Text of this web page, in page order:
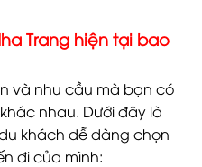
Trang hiện tại bao
và nhu cầu mà bạn có
nhau. Dưới đây là
khách dễ dàng chọn
đi của mình: